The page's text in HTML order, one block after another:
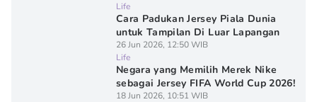
Life
Cara Padukan Jersey Piala Dunia
untuk Tampilan Di Luar Lapangan
26 Jun 2026, 12:50 WIB
Life
Negara yang Memilih Merek Nike
sebagai Jersey FIFA World Cup 2026!
18 Jun 2026, 10:51 WIB